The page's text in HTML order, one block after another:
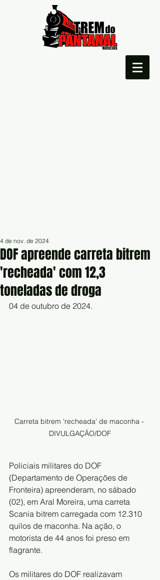
DOF apreende carreta bitrem
'recheada' com 12,3
toneladas de droga
4 de nov. de 2024
04 de outubro de 2024.
Carreta bitrem 'recheada' de maconha -
DIVULGAÇÃO/DOF
Policiais militares do DOF
(Departamento de Operações de
Fronteira) apreenderam, no sábado
(02), em Aral Moreira, uma carreta
Scania bitrem carregada com 12.310
quilos de maconha. Na ação, o
motorista de 44 anos foi preso em
flagrante.
Os militares do DOF realizavam